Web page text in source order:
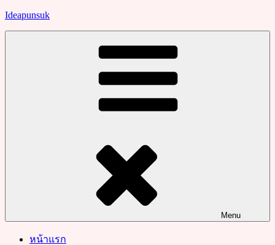
Skip
Ideapunsuk
Menu
หน้าแรก